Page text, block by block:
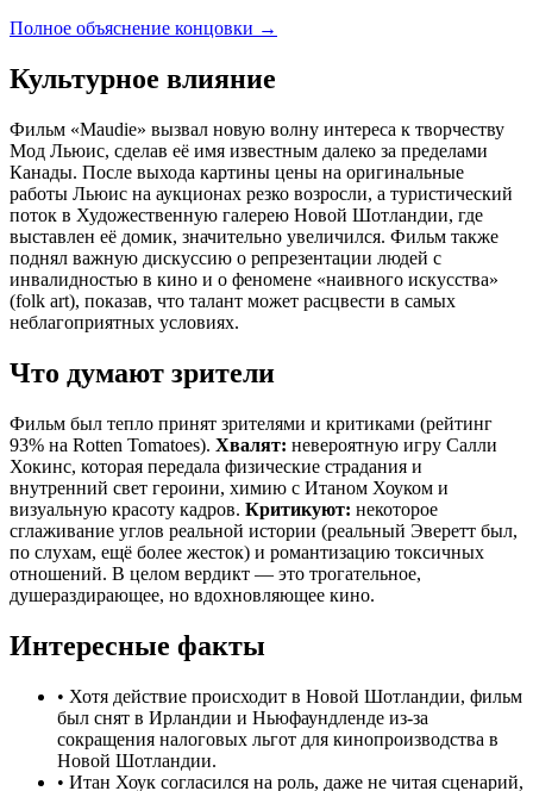
Полное объяснение концовки →
Культурное влияние
Фильм «Maudie» вызвал новую волну интереса к творчеству
Мод Льюис, сделав её имя известным далеко за пределами
Канады. После выхода картины цены на оригинальные
работы Льюис на аукционах резко возросли, а туристический
поток в Художественную галерею Новой Шотландии, где
выставлен её домик, значительно увеличился. Фильм также
поднял важную дискуссию о репрезентации людей с
инвалидностью в кино и о феномене «наивного искусства»
(folk art), показав, что талант может расцвести в самых
неблагоприятных условиях.
Что думают зрители
Фильм был тепло принят зрителями и критиками (рейтинг
93% на Rotten Tomatoes). Хвалят: невероятную игру Салли
Хокинс, которая передала физические страдания и
внутренний свет героини, химию с Итаном Хоуком и
визуальную красоту кадров. Критикуют: некоторое
сглаживание углов реальной истории (реальный Эверетт был,
по слухам, ещё более жесток) и романтизацию токсичных
отношений. В целом вердикт — это трогательное,
душераздирающее, но вдохновляющее кино.
Интересные факты
• Хотя действие происходит в Новой Шотландии, фильм
был снят в Ирландии и Ньюфаундленде из-за
сокращения налоговых льгот для кинопроизводства в
Новой Шотландии.
• Итан Хоук согласился на роль, даже не читая сценарий,